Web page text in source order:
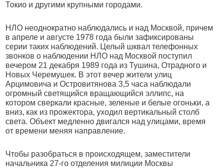
Токио и другими крупными городами.
НЛО неоднократно наблюдались и над Москвой, причем
в апреле и августе 1978 года были зафиксированы
серии таких наблюдений. Целый шквал телефонных
звонков о наблюдении НЛО над Москвой поступил
вечером 21 декабря 1989 года из Тушина, Отрадного и
Новых Черемушек. В этот вечер жители улиц
Арцимовича и Островитянова 3,5 часа наблюдали
огромный светящийся вращающийся эллипс, на
котором сверкали красные, зеленые и белые огоньки, а
вниз, как из прожектора, уходил вертикальный столб
света. Объект медленно двигался над улицами, время
от времени меняя направление.
Чтобы разобраться в происходящем, заместители
начальника 27-го отделения милиции Москвы